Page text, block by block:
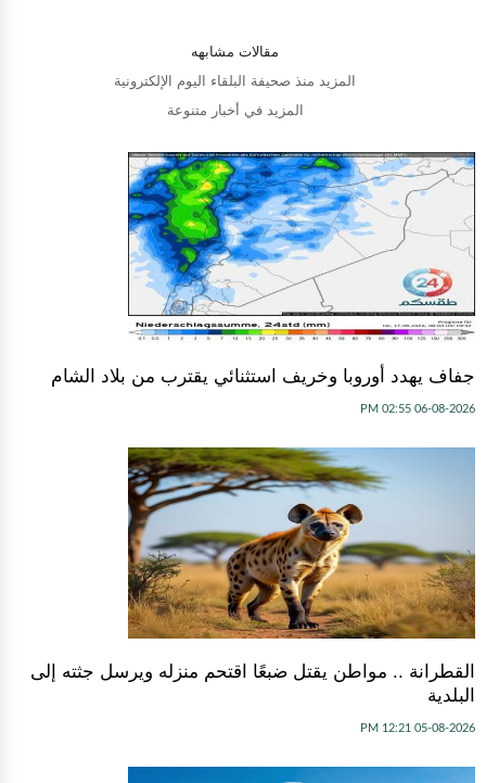
مقالات مشابهه
المزيد منذ صحيفة البلقاء اليوم الإلكترونية
المزيد في أخبار متنوعة
جفاف يهدد أوروبا وخريف استثنائي يقترب من بلاد الشام
06-08-2026 02:55 PM
القطرانة .. مواطن يقتل ضبعًا اقتحم منزله ويرسل جثته إلى
البلدية
05-08-2026 12:21 PM